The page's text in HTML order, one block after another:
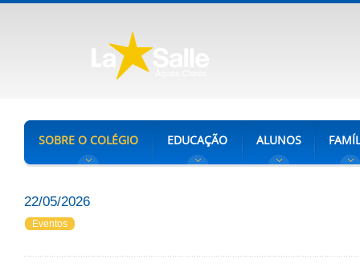
SOBRE O COLÉGIO EDUCAÇÃO ALUNOS
22/05/2026
Eventos